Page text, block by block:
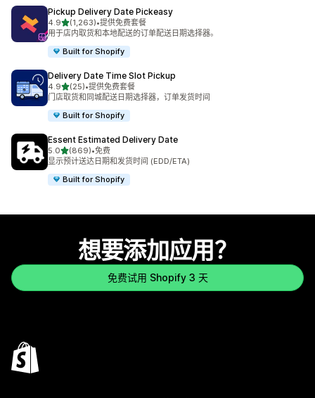
Pickup Delivery Date Pickeasy
4.9星（满分 5 星）
(1,263)
总共 1263 条评论
•提供免费套餐
用于店内取货和本地配送的订单配送日期选择器。
Built for Shopify
Delivery Date Time Slot Pickup
4.9星（满分 5 星）
(25)
总共 25 条评论
•提供免费套餐
门店取货和同城配送日期选择器，订单发货时间
Built for Shopify
Essent Estimated Delivery Date
5.0星（满分 5 星）
(869)
总共 869 条评论
•免费
显示预计送达日期和发货时间 (EDD/ETA)
Built for Shopify
想要添加应用？
免费试用 Shopify 3 天